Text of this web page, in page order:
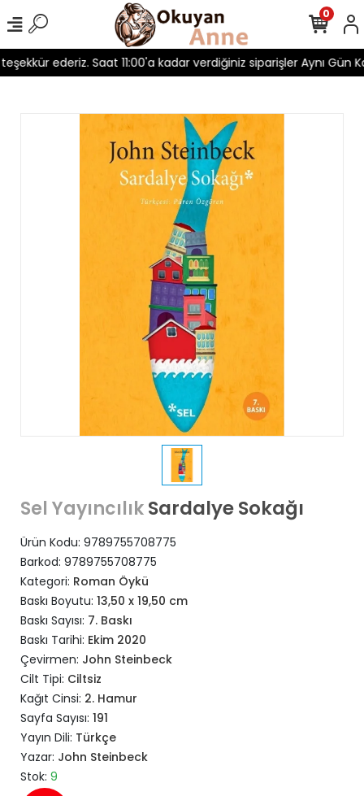
ederiz. Saat 11:00'a kadar verdiğiniz siparişler Aynı Gün
0
Sel YayıncılıkSardalye Sokağı
Ürün Kodu: 9789755708775
Barkod: 9789755708775
Kategori: Roman Öykü
Baskı Boyutu: 13,50 x 19,50 cm
Baskı Sayısı: 7. Baskı
Baskı Tarihi: Ekim 2020
Çevirmen: John Steinbeck
Cilt Tipi: Ciltsiz
Kağıt Cinsi: 2. Hamur
Sayfa Sayısı: 191
Yayın Dili: Türkçe
Yazar: John Steinbeck
Stok: 9